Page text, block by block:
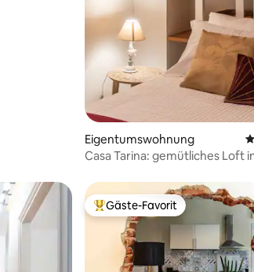
Eigentumswohnung
Casa Tarina: gemütliches Loft
Beliebter Gäste-Favorit.
Gäste-Favorit